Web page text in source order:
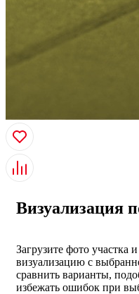
Визуализация
Загрузите фото участка
визуализацию с
сравнить варианты,
избежать ошибок при